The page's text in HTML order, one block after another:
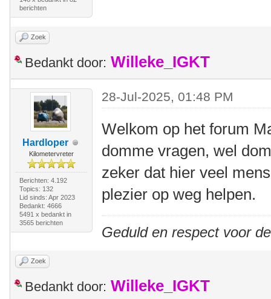
berichten
Zoek
Bedankt door: Willeke_IGKT
Hardloper
Kilometervreter
Berichten: 4.192
Topics: 132
Lid sinds: Apr 2023
Bedankt: 4666
5491 x bedankt in
3565 berichten
28-Jul-2025, 01:48 PM
Welkom op het forum
domme vragen, wel
zeker dat hier veel
plezier op weg helpen.
Geduld en respect voor
Zoek
Bedankt door: Willeke_IGKT